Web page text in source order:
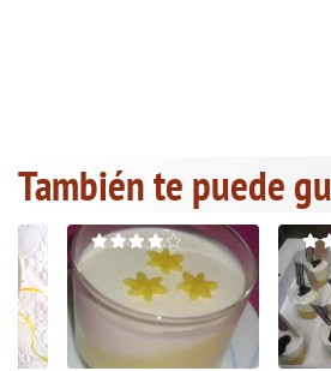
También te puede